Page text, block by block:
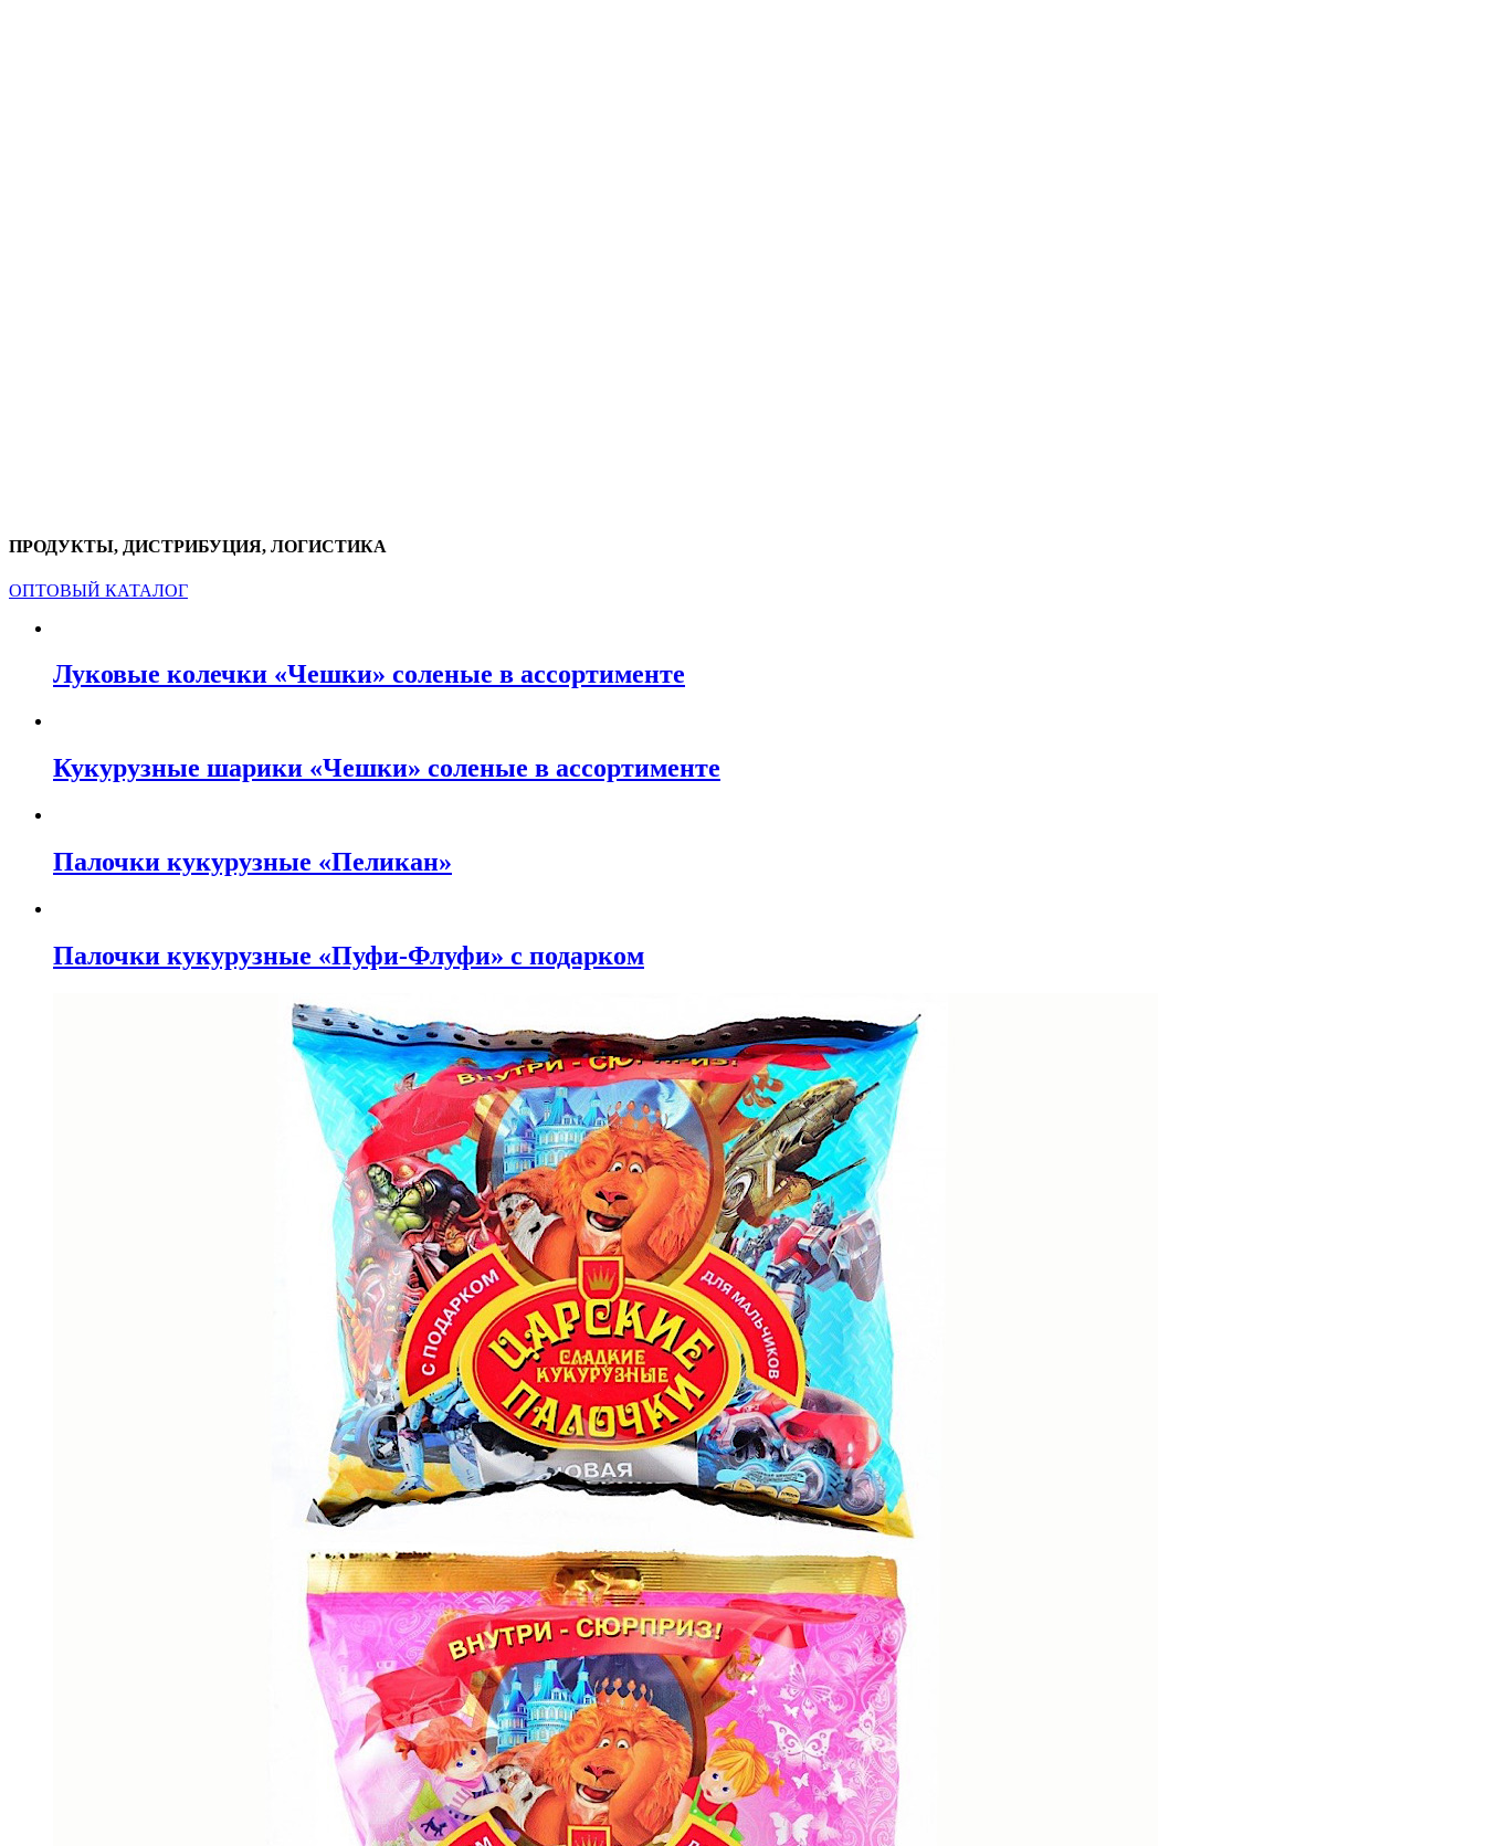
ПРОДУКТЫ, ДИСТРИБУЦИЯ, ЛОГИСТИКА
ОПТОВЫЙ КАТАЛОГ
Луковые колечки «Чешки» соленые в ассортименте
Кукурузные шарики «Чешки» соленые в ассортименте
Палочки кукурузные «Пеликан»
Палочки кукурузные «Пуфи-Флуфи» с подарком